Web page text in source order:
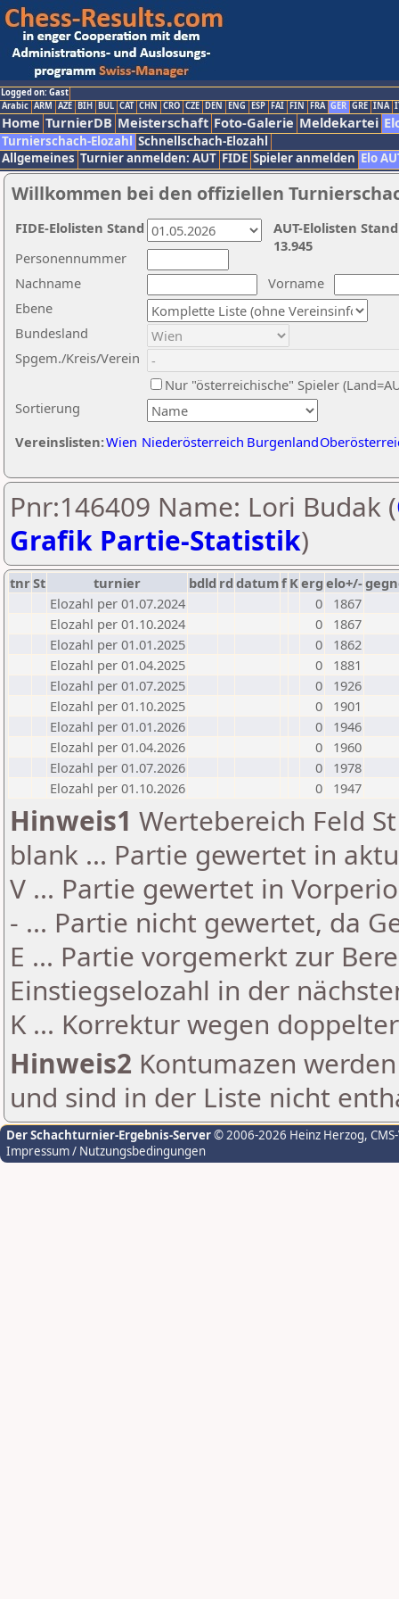
Logged on: Gast
Arabic ARM AZE BIH BUL CAT CHN CRO CZE DEN ENG ESP FAI FIN FRA GER GRE INA
Home TurnierDB Meisterschaft Foto-Galerie Meldekartei
Turnierschach-Elozahl Schnellschach-Elozahl
Allgemeines Turnier anmelden: AUT FIDE Spieler anmelden Elo
Willkommen bei den offiziellen
Nachname
Vorname
Ebene
Sortierung
Personennummer
Bundesland
Spgem./Kreis/Verein
Nur "österreichische" Spieler
Vereinslisten:Wien Niederösterreich Burgenland
AUT-Elolisten
13.945
FIDE-Elolisten Stand
Pnr:146409 Name: Lori Budak (
Grafik Partie-Statistik)
tnrSt turnier bdld rd datumf Kerg elo+/-
Elozahl per 01.07.2024
0
1867
Elozahl per 01.10.2024
0
1867
Elozahl per 01.01.2025
0
1862
Elozahl per 01.04.2025
0
1881
Elozahl per 01.07.2025
0
1926
Elozahl per 01.10.2025
0
1901
Elozahl per 01.01.2026
0
1946
Elozahl per 01.04.2026
0
1960
Elozahl per 01.07.2026
0
1978
Elozahl per 01.10.2026
0 1947
Hinweis1 Wertebereich Feld
blank ... Partie gewertet in
V ... Partie gewertet in
- ... Partie nicht gewertet, da
E ... Partie vorgemerkt zur
Einstiegselozahl in der
K ... Korrektur wegen
Hinweis2 Kontumazen
und sind in der Liste nicht
Der Schachturnier-Ergebnis-Server© 2006-2026 Heinz Herzog,
Impressum / Nutzungsbedingungen